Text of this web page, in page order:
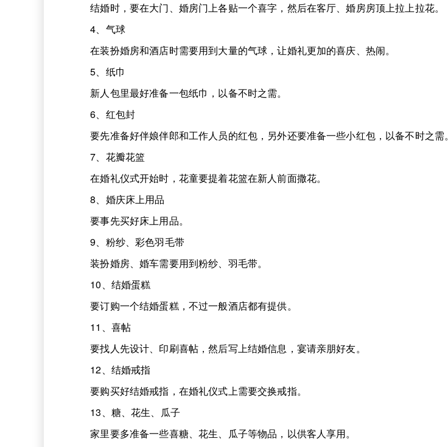
结婚时，要在大门、婚房门上各贴一个喜字，然后在客厅、婚房房顶上拉上拉花。
4、气球
在装扮婚房和酒店时需要用到大量的气球，让婚礼更加的喜庆、热闹。
5、纸巾
新人包里最好准备一包纸巾，以备不时之需。
6、红包封
要先准备好伴娘伴郎和工作人员的红包，另外还要准备一些小红包，以备不时之需。
7、花瓣花篮
在婚礼仪式开始时，花童要提着花篮在新人前面撒花。
8、婚庆床上用品
要事先买好床上用品。
9、粉纱、彩色羽毛带
装扮婚房、婚车需要用到粉纱、羽毛带。
10、结婚蛋糕
要订购一个结婚蛋糕，不过一般酒店都有提供。
11、喜帖
要找人先设计、印刷喜帖，然后写上结婚信息，宴请亲朋好友。
12、结婚戒指
要购买好结婚戒指，在婚礼仪式上需要交换戒指。
13、糖、花生、瓜子
家里要多准备一些喜糖、花生、瓜子等物品，以供客人享用。